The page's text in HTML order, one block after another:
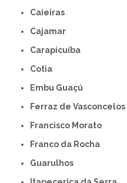
Caieiras
Cajamar
Carapicuíba
Cotia
Embu Guaçú
Ferraz de Vasconcelos
Francisco Morato
Franco da Rocha
Guarulhos